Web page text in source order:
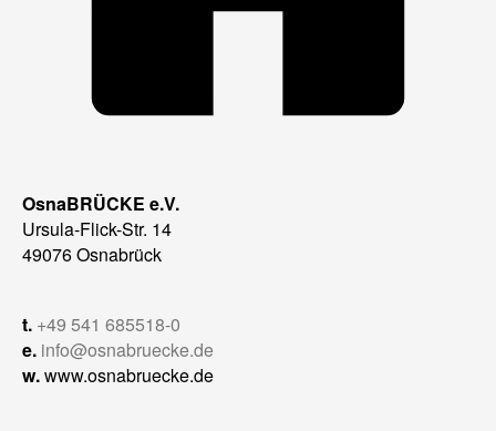
OsnaBRÜCKE e.V.
Ursula-Flick-Str. 14
49076 Osnabrück
t. +49 541 685518-0
e. info@osnabruecke.de
w.www.osnabruecke.de